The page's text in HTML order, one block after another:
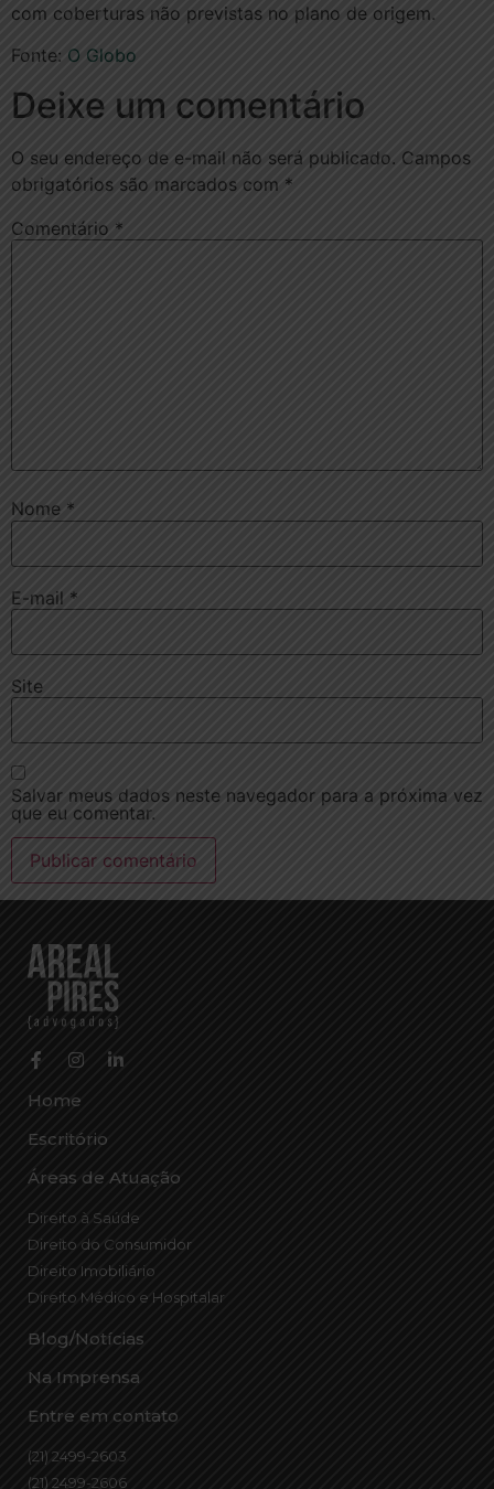
com coberturas não previstas no plano de origem.
Fonte: O Globo
Deixe um comentário
O seu endereço de e-mail não será publicado. Campos
obrigatórios são marcados com *
Comentário *
Nome *
E-mail *
Site
Salvar meus dados neste navegador para a próxima vez
que eu comentar.
Home
Escritório
Áreas de Atuação
Direito à Saúde
Direito do Consumidor
Direito Imobiliário
Direito Médico e Hospitalar
Blog/Notícias
Na Imprensa
Entre em contato
(21) 2499-2603
(21) 2499-2606